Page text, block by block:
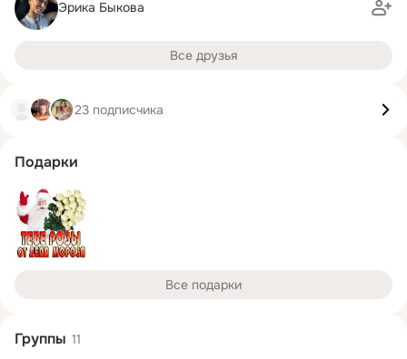
Эрика Быкова
Все друзья
23 подписчика
Подарки
Все подарки
Группы 11